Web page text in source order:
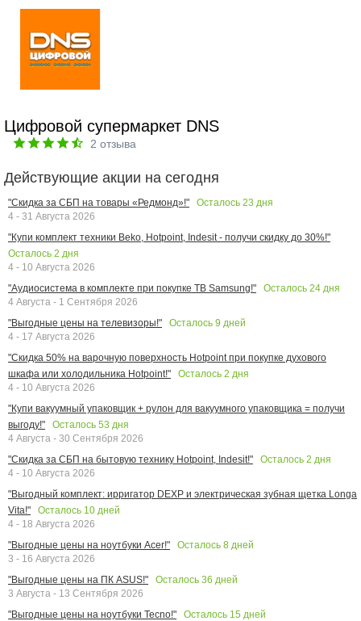
Цифровой супермаркет DNS
2 отзыва
Действующие акции на сегодня
"Скидка за СБП на товары «Редмонд»!" Осталось 23 дня
4 - 31 Августа 2026
"Купи комплект техники Beko, Hotpoint, Indesit - получи скидку до 30%!"
Осталось 2 дня
4 - 10 Августа 2026
"Аудиосистема в комплекте при покупке ТВ Samsung!"
Осталось 24 дня
4 Августа - 1 Сентября 2026
"Выгодные цены на телевизоры!"
Осталось 9 дней
4 - 17 Августа 2026
"Скидка 50% на варочную поверхность Hotpoint при покупке духового
шкафа или холодильника Hotpoint!"
Осталось 2 дня
4 - 10 Августа 2026
"Купи вакуумный упаковщик + рулон для вакуумного упаковщика = получи
выгоду!"
Осталось 53 дня
4 Августа - 30 Сентября 2026
"Скидка за СБП на бытовую технику Hotpoint, Indesit!"
Осталось 2 дня
4 - 10 Августа 2026
"Выгодный комплект: ирригатор DEXP и электрическая зубная щетка Longa
Vita!"
Осталось 10 дней
4 - 18 Августа 2026
"Выгодные цены на ноутбуки Acer!"
Осталось 8 дней
3 - 16 Августа 2026
"Выгодные цены на ПК ASUS!"
Осталось 36 дней
3 Августа - 13 Сентября 2026
"Выгодные цены на ноутбуки Tecno!"
Осталось 15 дней